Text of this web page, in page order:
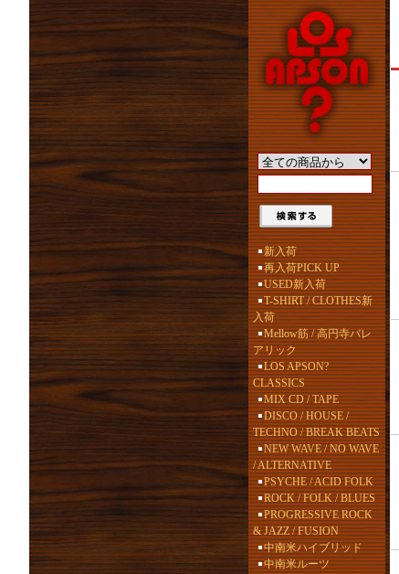
新入荷
再入荷PICK UP
USED新入荷
T-SHIRT / CLOTHES新
入荷
Mellow筋 / 高円寺バレ
アリック
LOS APSON?
CLASSICS
MIX CD / TAPE
DISCO / HOUSE /
TECHNO / BREAK BEATS
NEW WAVE / NO WAVE
/ ALTERNATIVE
PSYCHE / ACID FOLK
ROCK / FOLK / BLUES
PROGRESSIVE ROCK
& JAZZ / FUSION
中南米ハイブリッド
中南米ルーツ